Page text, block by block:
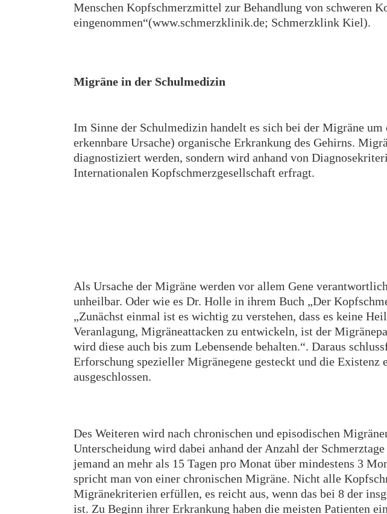
Menschen Kopfschmerzmittel zur Behandlung von schweren
eingenommen“(www.schmerzklinik.de; Schmerzklink Kiel).
Migräne in der Schulmedizin
Im Sinne der Schulmedizin handelt es sich bei der Migräne
erkennbare Ursache) organische Erkrankung des Gehirns.
diagnostiziert werden, sondern wird anhand von
Internationalen Kopfschmerzgesellschaft erfragt.
Als Ursache der Migräne werden vor allem Gene
unheilbar. Oder wie es Dr. Holle in ihrem Buch „Der
„Zunächst einmal ist es wichtig zu verstehen, dass es keine
Veranlagung, Migräneattacken zu entwickeln, ist der
wird diese auch bis zum Lebensende behalten.“. Daraus
Erforschung spezieller Migränegene gesteckt und die
ausgeschlossen.
Des Weiteren wird nach chronischen und episodischen
Unterscheidung wird dabei anhand der Anzahl der
jemand an mehr als 15 Tagen pro Monat über mindestens 3
spricht man von einer chronischen Migräne. Nicht alle
Migränekriterien erfüllen, es reicht aus, wenn das bei 8 der
ist. Zu Beginn ihrer Erkrankung haben die meisten Patienten